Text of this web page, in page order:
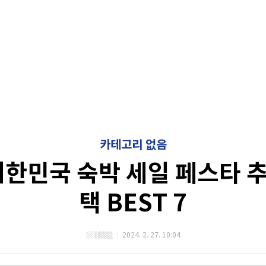
카테고리 없음
민국 숙박 세일 페스타
택 BEST 7
▨▥▩▒ 2024. 2. 27. 10:04